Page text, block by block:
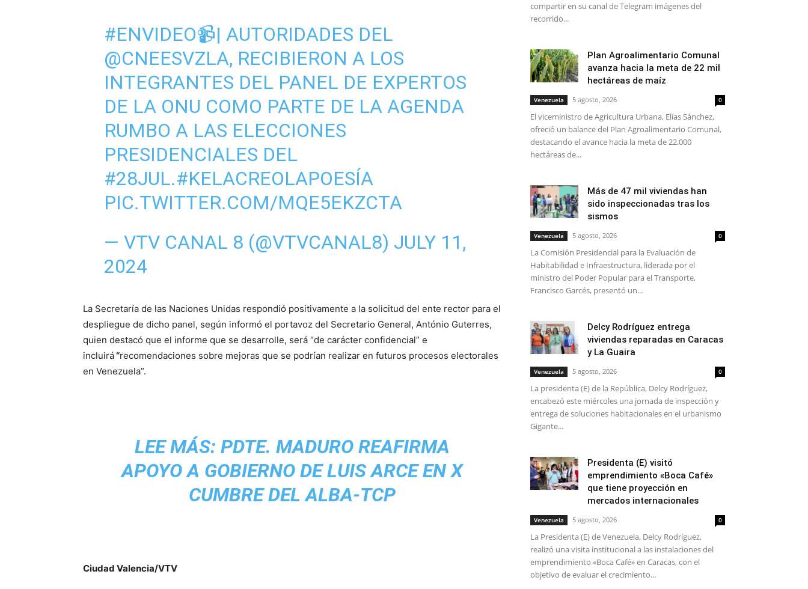
#ENVIDEO📹| AUTORIDADES DEL
@CNEESVZLA, RECIBIERON A LOS
INTEGRANTES DEL PANEL DE EXPERTOS
DE LA ONU COMO PARTE DE LA AGENDA
RUMBO A LAS ELECCIONES
PRESIDENCIALES DEL
#28JUL.#KELACREOLAPOESÍA
PIC.TWITTER.COM/MQE5EKZCTA
— VTV CANAL 8 (@VTVCANAL8) JULY 11,
2024
La Secretaría de las Naciones Unidas respondió positivamente a la solicitud del ente rector para el
despliegue de dicho panel, según informó el portavoz del Secretario General, António Guterres,
quien destacó que el informe que se desarrolle, será “de carácter confidencial” e
incluirá“recomendaciones sobre mejoras que se podrían realizar en futuros procesos electorales
en Venezuela”.
LEE MÁS: PDTE. MADURO REAFIRMA
APOYO A GOBIERNO DE LUIS ARCE EN X
CUMBRE DEL ALBA-TCP
Ciudad Valencia/VTV
compartir en su canal de Telegram imágenes del
recorrido...
Plan Agroalimentario Comunal
avanza hacia la meta de 22 mil
hectáreas de maíz
Venezuela 5 agosto, 2026 0
El viceministro de Agricultura Urbana, Elías Sánchez,
ofreció un balance del Plan Agroalimentario Comunal,
destacando el avance hacia la meta de 22.000
hectáreas de...
Más de 47 mil viviendas han
sido inspeccionadas tras los
sismos
Venezuela 5 agosto, 2026 0
La Comisión Presidencial para la Evaluación de
Habitabilidad e Infraestructura, liderada por el
ministro del Poder Popular para el Transporte,
Francisco Garcés, presentó un...
Delcy Rodríguez entrega
viviendas reparadas en Caracas
y La Guaira
Venezuela 5 agosto, 2026 0
La presidenta (E) de la República, Delcy Rodríguez,
encabezó este miércoles una jornada de inspección y
entrega de soluciones habitacionales en el urbanismo
Gigante...
Presidenta (E) visitó
emprendimiento «Boca Café»
que tiene proyección en
mercados internacionales
Venezuela 5 agosto, 2026 0
La Presidenta (E) de Venezuela, Delcy Rodríguez,
realizó una visita institucional a las instalaciones del
emprendimiento «Boca Café» en Caracas, con el
objetivo de evaluar el crecimiento...